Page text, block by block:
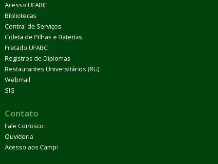
Acesso UFABC
Bibliotecas
Central de Serviços
Coleta de Pilhas e Baterias
Fretado UFABC
Registros de Diplomas
Restaurantes Universitários (RU)
Webmail
SIG
Contato
Fale Conosco
Ouvidoria
Acesso aos Campi